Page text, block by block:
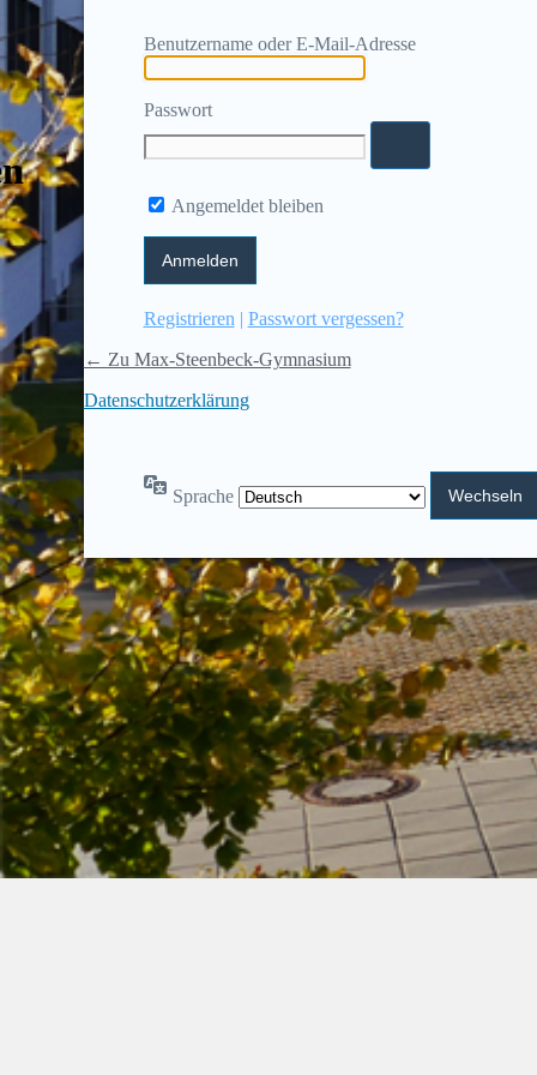
Benutzername oder E-Mail-Adresse
Passwort
Angemeldet bleiben
Registrieren | Passwort vergessen?
← Zu Max-Steenbeck-Gymnasium
Datenschutzerklärung
Sprache